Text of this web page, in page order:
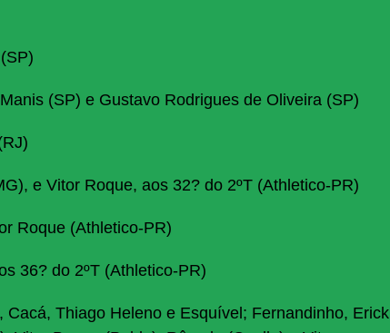
(SP) e Gustavo Rodrigues de Oliveira (SP)
e Vitor Roque, aos 32? do 2ºT (Athletico-PR)
Roque (Athletico-PR)
36? do 2ºT (Athletico-PR)
Cacá, Thiago Heleno e Esquível; Fernandinho, Erick